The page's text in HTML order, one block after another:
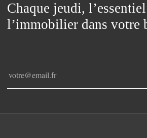
Chaque jeudi,
l’immobilier dans votre